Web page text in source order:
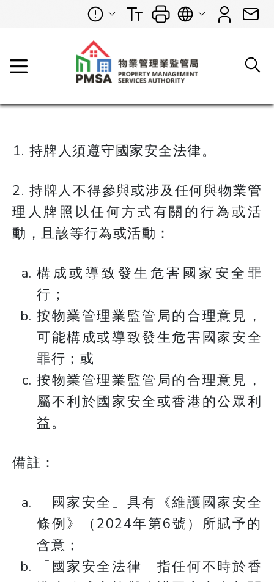
1. 持牌人須遵守國家安全法律。
2. 持牌人不得參與或涉及任何與物業管
理人牌照以任何方式有關的行為或活
動，且該等行為或活動：
構成或導致發生危害國家安全罪
行；
按物業管理業監管局的合理意見，
可能構成或導致發生危害國家安全
罪行；或
按物業管理業監管局的合理意見，
屬不利於國家安全或香港的公眾利
益。
備註：
「國家安全」具有《維護國家安全
條例》（2024年第6號）所賦予的
含意；
「國家安全法律」指任何不時於香